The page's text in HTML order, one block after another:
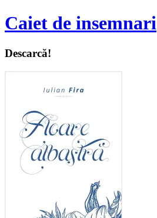
Caiet de insemnari
Descarcă!